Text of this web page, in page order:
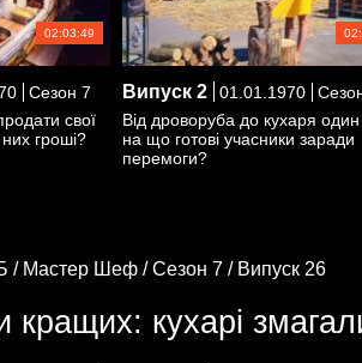
02:03:49
Сезон 7
свої
гроші?
Випуск 2 01.01.1970
Від дроворуба до кухаря один
на що готові учасники заради
перемоги?
/ Мастер Шеф /Сезон 7 / Випуск 26
кращих: кухарі